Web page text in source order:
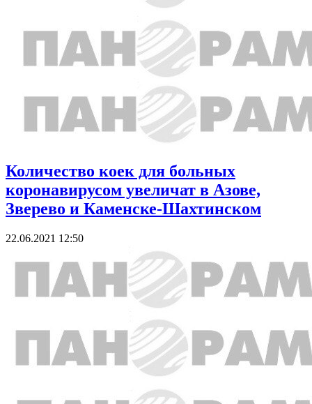
Количество коек для больных
коронавирусом увеличат в Азове,
Зверево и Каменске-Шахтинском
22.06.2021 12:50